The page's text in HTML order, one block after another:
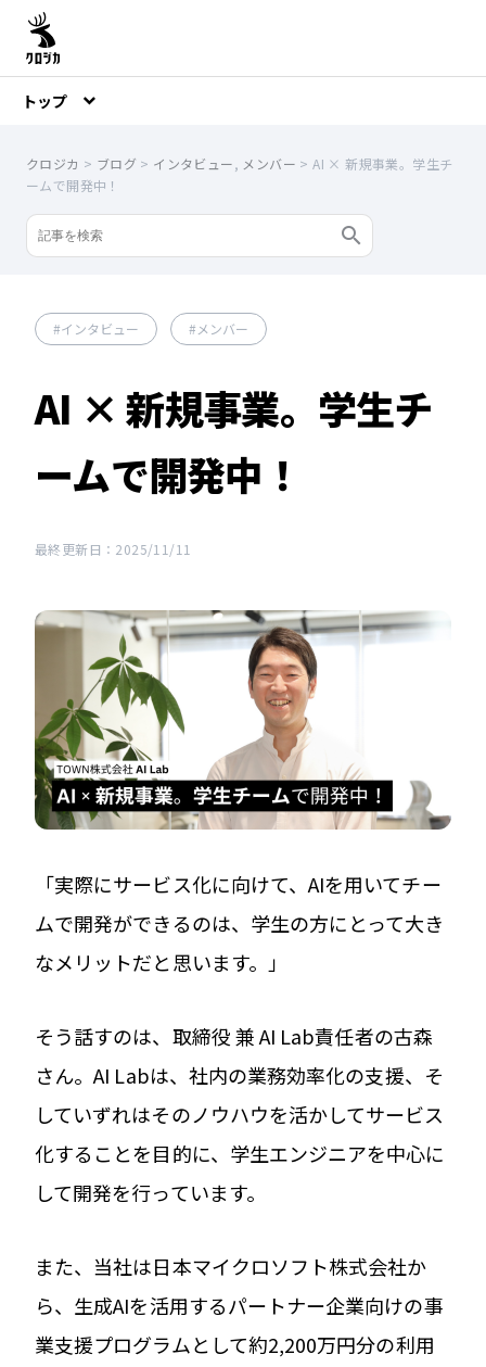
トップ
クロジカ > ブログ > インタビュー, メンバー >AI × 新規事業。学生チ
ームで開発中！
インタビュー メンバー
AI × 新規事業。学生チ
ームで開発中！
最終更新日：2025/11/11
「実際にサービス化に向けて、AIを用いてチー
ムで開発ができるのは、学生の方にとって大き
なメリットだと思います。」
そう話すのは、取締役 兼 AI Lab責任者の古森
さん。AI Labは、社内の業務効率化の支援、そ
していずれはそのノウハウを活かしてサービス
化することを目的に、学生エンジニアを中心に
して開発を行っています。
また、当社は日本マイクロソフト株式会社か
ら、生成AIを活用するパートナー企業向けの事
業支援プログラムとして約2,200万円分の利用